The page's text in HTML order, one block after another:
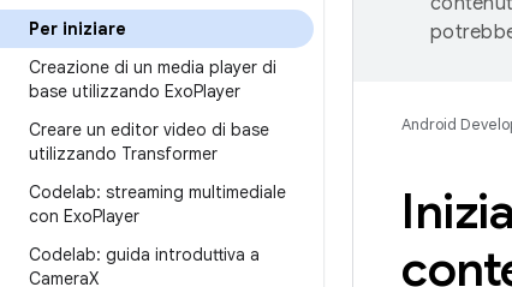
Per iniziare
Creazione di un media player di
base utilizzando ExoPlayer
Creare un editor video di base
utilizzando Transformer
Codelab: streaming multimediale
con ExoPlayer
Codelab: guida introduttiva a
CameraX
Android